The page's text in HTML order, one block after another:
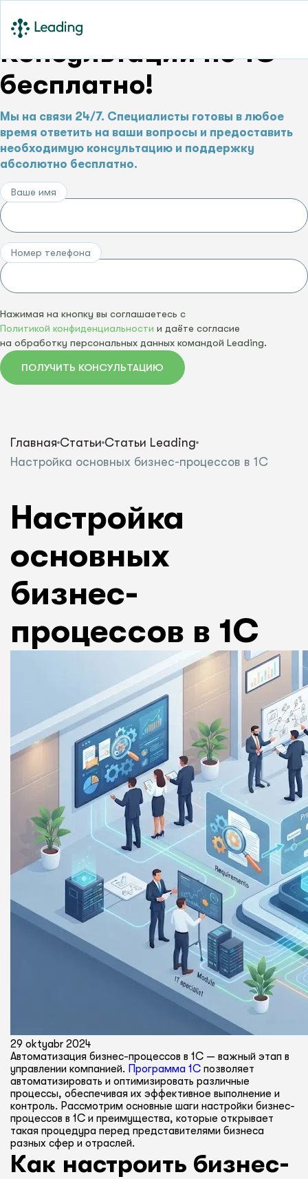
Консультации по 1С –
бесплатно!
Мы на связи 24/7. Специалисты готовы в любое
время ответить на ваши вопросы и предоставить
необходимую консультацию и поддержку
абсолютно бесплатно.
Ваше имя
Номер телефона
Нажимая на кнопку вы соглашаетесь с
Политикой конфиденциальности и даёте согласие
на обработку персональных данных командой Leading.
ПОЛУЧИТЬ КОНСУЛЬТАЦИЮ
Главная Статьи Статьи Leading
Настройка основных бизнес-процессов в 1С
Настройка
основных
бизнес-
процессов в 1С
29 oktyabr 2024
Автоматизация бизнес-процессов в 1С — важный этап в
управлении компанией. Программа 1С позволяет
автоматизировать и оптимизировать различные
процессы, обеспечивая их эффективное выполнение и
контроль. Рассмотрим основные шаги настройки бизнес-
процессов в 1С и преимущества, которые открывает
такая процедура перед представителями бизнеса
разных сфер и отраслей.
Как настроить бизнес-